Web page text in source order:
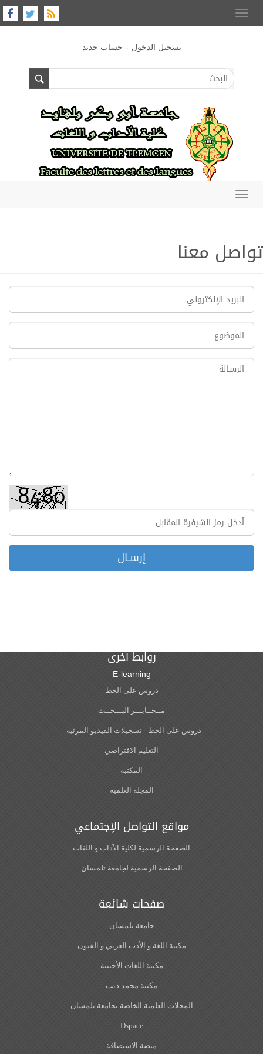
Toggle
navigation
تسجيل الدخول - حساب جديد
Toggle
تواصل معنا
روابط أخرى
E-learning
دروس على الخط
مــخــابـــر البـــحــث
دروس على الخط –تسجيلات الفيديو المرئية -
التعليم الافتراضي
المكتبة
المجلة العلمية
مواقع التواصل الإجتماعي
الصفحة الرسمية لكلية الآداب و اللغات‎
الصفحة الرسمية لجامعة تلمسان
صفحات شائعة
جامعة تلمسان
مكتبة اللغة و الأدب العربي و الفنون
مكتبة اللغات الأجنبية
مكتبة محمد ديب
المجلات العلمية الخاصة بجامعة تلمسان
Dspace
منصة الاستضافة